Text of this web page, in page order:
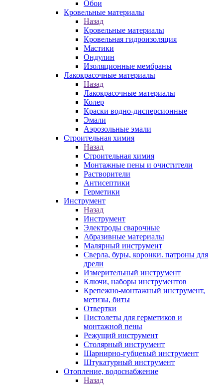
Обои
Кровельные материалы
Назад
Кровельные материалы
Кровельная гидроизоляция
Мастики
Ондулин
Изоляционные мембраны
Лакокрасочные материалы
Назад
Лакокрасочные материалы
Колер
Краски водно-дисперсионные
Эмали
Аэрозольные эмали
Строительная химия
Назад
Строительная химия
Монтажные пены и очистители
Растворители
Антисептики
Герметики
Инструмент
Назад
Инструмент
Электроды сварочные
Абразивные материалы
Малярный инструмент
Сверла, буры, коронки. патроны для
дрели
Измерительный инструмент
Ключи, наборы инструментов
Крепежно-монтажный инструмент,
метизы, биты
Отвертки
Пистолеты для герметиков и
монтажной пены
Режущий инструмент
Столярный инструмент
Шарнирно-губцевый инструмент
Штукатурный инструмент
Отопление, водоснабжение
Назад